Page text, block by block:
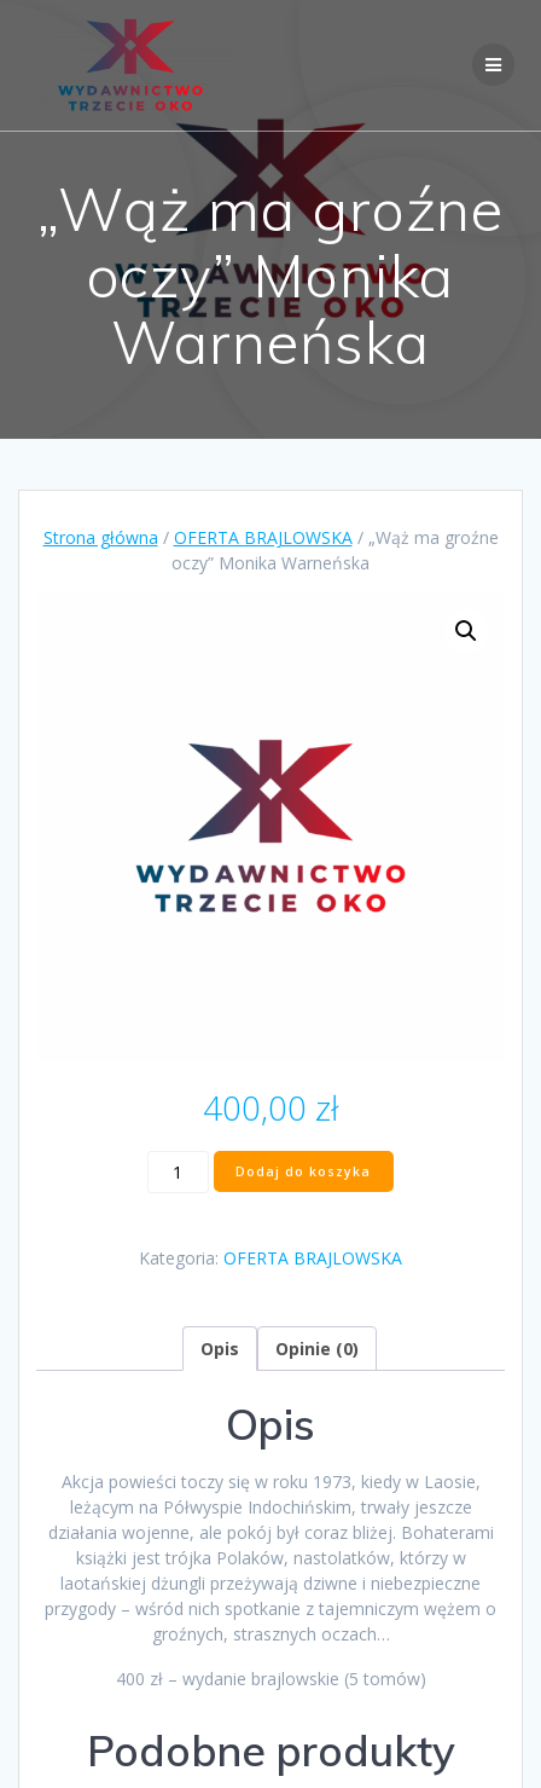
„Wąż ma groźne
oczy” Monika
Warneńska
Strona główna / OFERTA BRAJLOWSKA/ „Wąż ma groźne
oczy” Monika Warneńska
400,00 zł
ilość
„Wąż
oczy”
Dodaj do koszyka
Kategoria: OFERTA BRAJLOWSKA
Opis Opinie (0)
Opis
Akcja powieści toczy się w roku 1973, kiedy w Laosie,
leżącym na Półwyspie Indochińskim, trwały jeszcze
działania wojenne, ale pokój był coraz bliżej. Bohaterami
książki jest trójka Polaków, nastolatków, którzy w
laotańskiej dżungli przeżywają dziwne i niebezpieczne
przygody – wśród nich spotkanie z tajemniczym wężem o
groźnych, strasznych oczach…
400 zł – wydanie brajlowskie (5 tomów)
Podobne produkty